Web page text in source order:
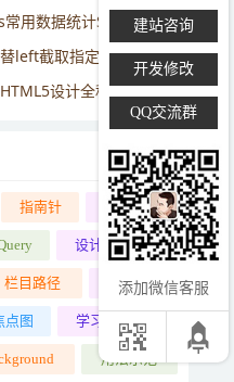
用数据统计SQL调用
left截取指定长度字符串
设计全程回顾及经验总结
指南针 同级栏目
设计入门教程
栏目路径 dedems
点图 学习交互设计
用法示范
建站咨询
开发修改
QQ交流群
添加微信客服